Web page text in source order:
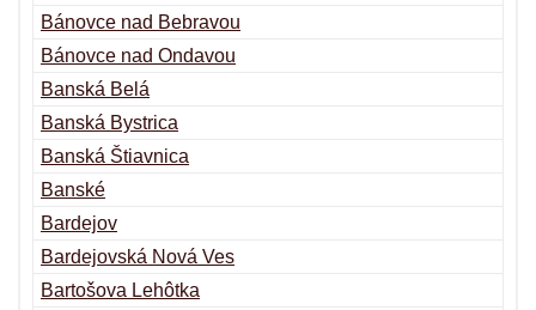
Bánovce nad Bebravou
Bánovce nad Ondavou
Banská Belá
Banská Bystrica
Banská Štiavnica
Banské
Bardejov
Bardejovská Nová Ves
Bartošova Lehôtka